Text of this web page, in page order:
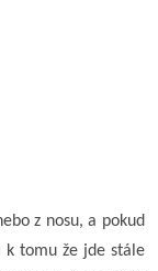
z nosu, a pokud
k tomu že jde stále